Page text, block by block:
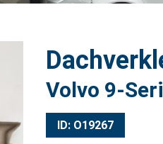
Volvo 9-
ID: O19267